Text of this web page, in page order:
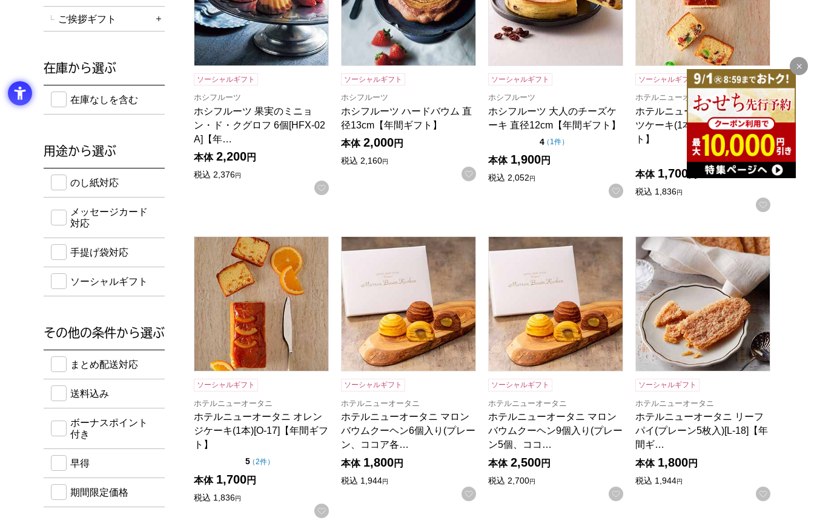
ソーシャルギフト
ホシフルーツ
ホシフルーツ 果実のミニョ
ン・ド・クグロフ 6個[HFX-02
A]【年…
本体 2,200円
税込 2,376円
お気に入りに登録する
ソーシャルギフト
ホシフルーツ
ホシフルーツ ハードバウム 直
径13cm【年間ギフト】
本体 2,000円
税込 2,160円
お気に入りに登録する
ソーシャルギフト
ホシフルーツ
ホシフルーツ 大人のチーズケ
ーキ 直径12cm【年間ギフト】
4点（5点満点中）
（ 1件の評価
）
本体 1,900円
税込 2,052円
お気に入りに登録する
ソーシャルギフト
ホテルニューオータニ
ホテルニューオータニ フルー
ツケーキ(1本)[F-17]【年間ギフ
ト】
点（5点満点中）
（1件の評価
）
本体 1,700
税込 1,836円
お気に入
ホテルニューオータニ オレンジケーキ(1本)[O-17]【年間ギフト】
ソーシャルギフト
ホテルニューオータニ
ホテルニューオータニ オレン
ジケーキ(1本)[O-17]【年間ギフ
ト】
5点（5点満点中）
（2件の評価
）
本体 1,700円
税込 1,836円
お気に入りに登録する
ホテルニューオータニ マロンバウムクーヘン6個入り(プレーン、ココア各3個)[MBK-18]【年間ギフト】
ソーシャルギフト
ホテルニューオータニ
ホテルニューオータニ マロン
バウムクーヘン6個入り(プレー
ン、ココア各…
本体 1,800円
税込 1,944円
お気に入りに登録する
ホテルニューオータニ マロンバウムクーヘン9個入り(プレーン5個、ココ
ソーシャルギフト
ホテルニューオータニ
ホテルニューオータニ マロン
バウムクーヘン9個入り(プレー
ン5個、ココ…
本体 2,500円
税込 2,700円
お気に入りに登録する
ホテルニューオータニ リーフパイ(プレ
ソーシャルギフト
ホテルニューオータニ
ホテルニューオータニ リーフ
パイ(プレーン5枚入)[L-18]【年
間ギ…
本体 1,800円
税込 1,944円
お気に入
ご挨拶ギフト 詳細を開く
在庫から選ぶ
在庫のない商品を含めて検索することができます。
在庫なしを含む
用途から選ぶ
のし紙・メッセージカード・手提げ袋に対応している商品から絞りこむことができます。
のし紙対応
メッセージカード
対応
手提げ袋対応
ソーシャルギフト
その他の条件から選ぶ
送料込み・ボーナスポイント付き・早得・期間限定商品から絞り込むことができます。
まとめ配送対応
送料込み
ボーナスポイント
付き
早得
期間限定価格